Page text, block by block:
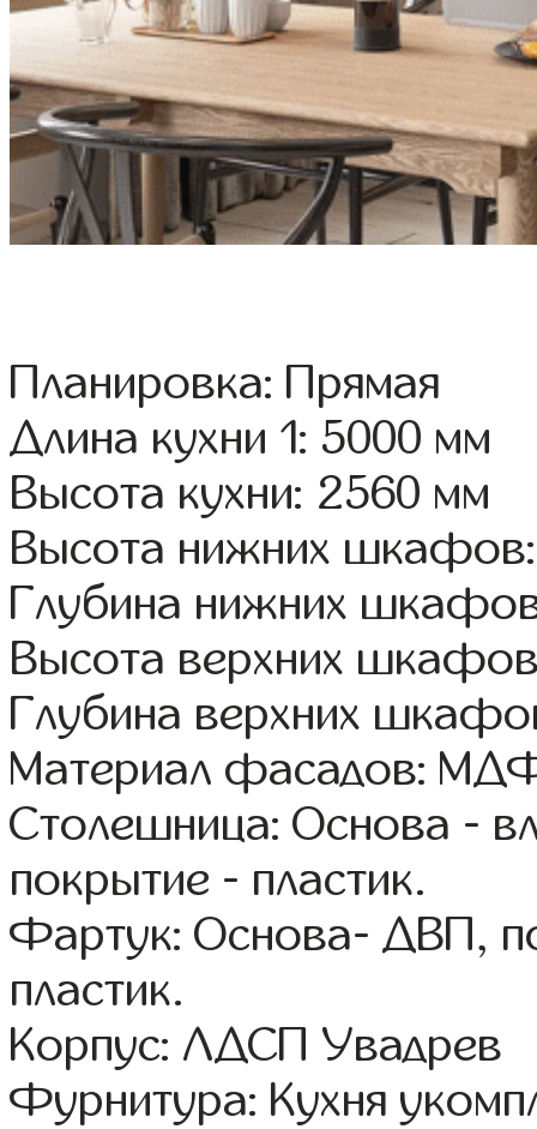
Планировка: Прямая
Длина кухни 1: 5000 мм
Высота кухни: 2560 мм
Высота нижних
Глубина нижних
Высота верхних
Глубина верхних
Материал фасадов:
Столешница: Основа -
покрытие - пластик.
Фартук: Основа- ДВП,
пластик.
Корпус: ЛДСП Увадрев
Фурнитура: Кухня